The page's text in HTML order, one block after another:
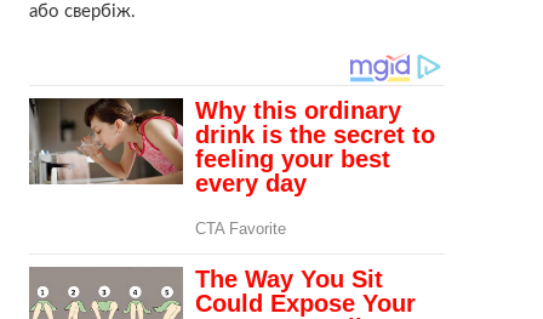
або свербіж.